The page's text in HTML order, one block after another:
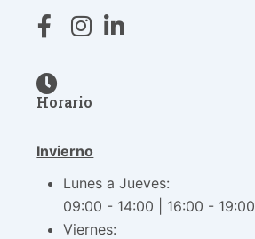
Horario
Invierno
Lunes a Jueves:
09:00 - 14:00 | 16:00 - 19:00
Viernes: